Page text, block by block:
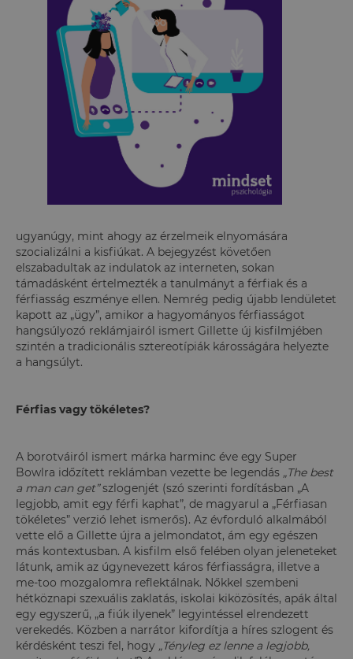
ugyanúgy, mint ahogy az érzelmeik elnyomására
szocializálni a kisfiúkat. A bejegyzést követően
elszabadultak az indulatok az interneten, sokan
támadásként értelmezték a tanulmányt a férfiak és a
férfiasság eszménye ellen. Nemrég pedig újabb lendületet
kapott az „ügy”, amikor a hagyományos férfiasságot
hangsúlyozó reklámjairól ismert Gillette új kisfilmjében
szintén a tradicionális sztereotípiák károsságára helyezte
a hangsúlyt.
Férfias vagy tökéletes?
A borotváiról ismert márka harminc éve egy Super
Bowlra időzített reklámban vezette be legendás „The best
a man can get”szlogenjét (szó szerinti fordításban „A
legjobb, amit egy férfi kaphat”, de magyarul a „Férfiasan
tökéletes” verzió lehet ismerős). Az évforduló alkalmából
vette elő a Gillette újra a jelmondatot, ám egy egészen
más kontextusban. A kisfilm első felében olyan jeleneteket
látunk, amik az úgynevezett káros férfiasságra, illetve a
me-too mozgalomra reflektálnak. Nőkkel szembeni
hétköznapi szexuális zaklatás, iskolai kiközösítés, apák által
egy egyszerű, „a fiúk ilyenek” legyintéssel elrendezett
verekedés. Közben a narrátor kifordítja a híres szlogent és
kérdésként teszi fel, hogy „Tényleg ez lenne a legjobb,